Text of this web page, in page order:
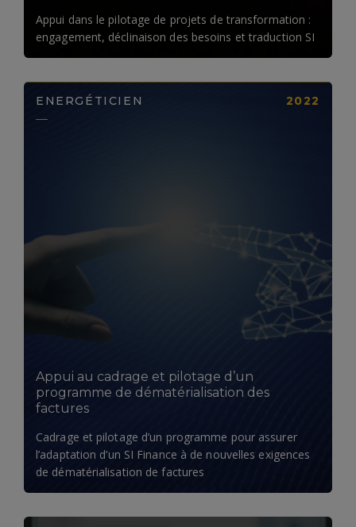
Appui dans le pilotage de projets de transformation :
engagement, déclinaison des besoins et traduction SI
ENERGÉTICIEN 2022
Appui au cadrage et pilotage d’un
programme de dématérialisation des
factures
Cadrage et pilotage d’un programme pour assurer
l’adaptation d’un SI Finance à de nouvelles exigences
de dématérialisation de factures